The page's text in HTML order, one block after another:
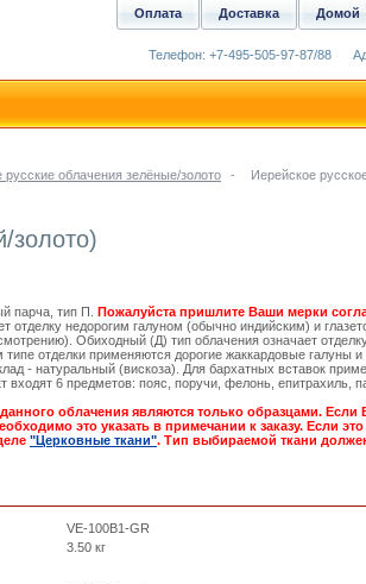
русские облачения зелёные/золото -
Иерейское
золото)
парча, тип П. Пожалуйста пришлите Ваши мерки
отделку недорогим галуном (обычно индийским) и
Обиходный (Д) тип облачения означает
отделки применяются дорогие жаккардовые галуны и
- натуральный (вискоза). Для бархатных вставок
6 предметов: пояс, поручи, фелонь, епитрахиль,
облачения являются только образцами. Если
это указать в примечании к заказу. Если
"Церковные ткани". Тип выбираемой ткани
VE-100B1-GR
3.50 кг
Домой
Доставка
Оплата
Телефон: +7-495-505-97-87/88